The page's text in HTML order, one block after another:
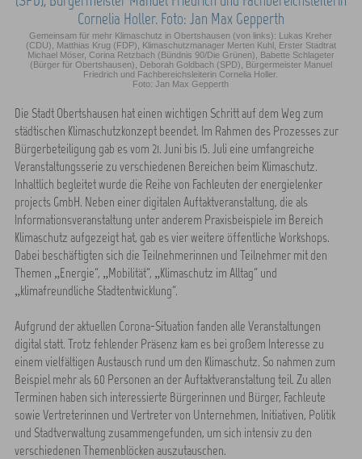
Gemeinsam für mehr Klimaschutz in Obertshausen (von links): Lukas Kreher
(CDU), Matthias Krug (FDP), Klimaschutzmanager Merten Kuhl, Erster Stadtrat
Michael Möser, Corina Retzbach (Bündnis 90/Die Grünen), Babette Schlageter
(Bürger für Obertshausen), Deborah Goldbach (SPD), Bürgermeister Manuel
Friedrich und Fachbereichsleiterin Cornelia Holler.
Foto: Jan Max Gepperth
Die Stadt Obertshausen hat einen wichtigen Schritt auf dem Weg zum
städtischen Klimaschutzkonzept beendet. Im Rahmen des Prozesses zur
Bürgerbeteiligung gab es vom 21. Juni bis 15. Juli eine umfangreiche
Veranstaltungsserie zu verschiedenen Bereichen beim Klimaschutz.
Inhaltlich begleitet wurde die Reihe von Fachleuten der energielenker
projects GmbH. Neben einer digitalen Auftaktveranstaltung, die als
Informationsveranstaltung unter anderem Praxisbeispiele im Bereich
Klimaschutz aufgezeigt hat, gab es vier weitere öffentliche Workshops.
Dabei beschäftigten sich die Teilnehmerinnen und Teilnehmer mit den
Themen „Energie“, „Mobilität“, „Klimaschutz im Alltag“ und
„klimafreundliche Stadtentwicklung“.
Aufgrund der aktuellen Corona-Situation fanden alle Veranstaltungen
digital statt. Trotz fehlender Präsenz kam es bei großem Interesse zu
einem vielfältigen Austausch rund um den Klimaschutz. So nahmen zum
Beispiel mehr als 60 Personen an der Auftaktveranstaltung teil. Zu allen
Terminen haben sich interessierte Bürgerinnen und Bürger, Fachleute
sowie Vertreterinnen und Vertreter von Unternehmen, Initiativen, Politik
und Stadtverwaltung zusammengefunden, um sich intensiv zu den
verschiedenen Themenblöcken auszutauschen.